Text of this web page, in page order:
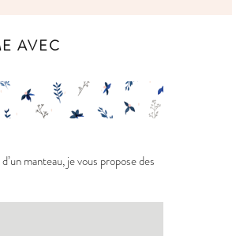
AVEC
manteau, je vous propose des